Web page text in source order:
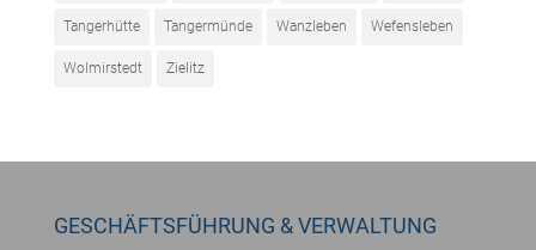
Tangerhütte Tangermünde Wanzleben Wefensleben
Wolmirstedt Zielitz
GESCHÄFTSFÜHRUNG & VERWALTUNG